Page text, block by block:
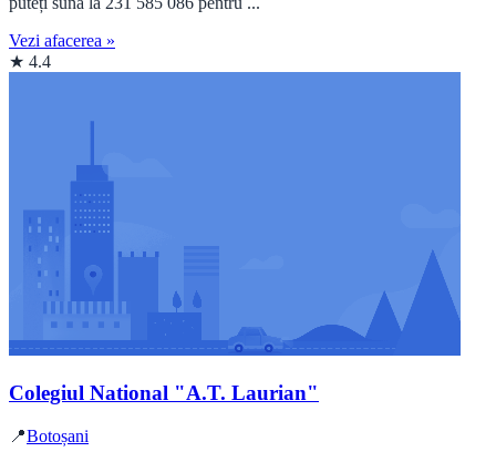
Vezi afacerea »
★ 4.4
Colegiul National "A.T. Laurian"
📍Botoșani